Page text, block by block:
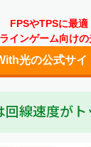
FPSやTPSに最適
インゲーム向け
光の公式サイ
回線速度が